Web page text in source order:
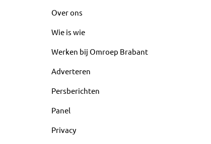
Over ons
Wie is wie
Werken bij Omroep Brabant
Adverteren
Persberichten
Panel
Privacy